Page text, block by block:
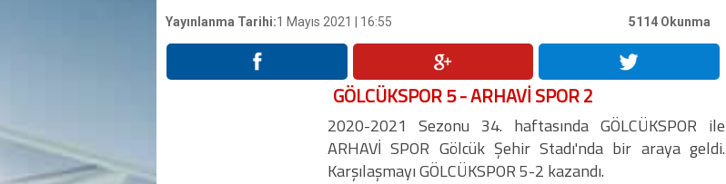
Yayınlanma Tarihi:1 Mayıs 2021 | 16:55 5114 Okunma
GÖLCÜKSPOR 5 - ARHAVİ SPOR 2
2020-2021 Sezonu 34. haftasında GÖLCÜKSPOR ile
ARHAVİ SPOR Gölcük Şehir Stadı'nda bir araya geldi.
Karşılaşmayı GÖLCÜKSPOR 5-2 kazandı.